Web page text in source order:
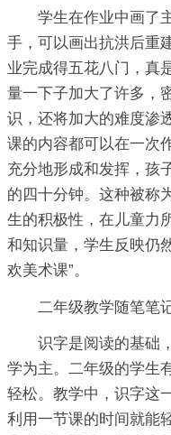
学生在作业中画了
手，可以画出抗洪后重
业完成得五花八门，真
量一下子加大了许多，
识，还将加大的难度渗
课的内容都可以在一次
充分地形成和发挥，孩
的四十分钟。这种被称
生的积极性，在儿童力
和知识量，学生反映仍
欢美术课”。
二年级教学随笔笔
识字是阅读的基础
学为主。二年级的学生
轻松。教学中，识字这
利用一节课的时间就能